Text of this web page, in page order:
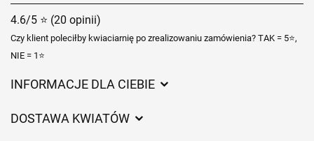
4.6/5 ⭐ (20 opinii)
Czy klient poleciłby kwiaciarnię po zrealizowaniu zamówienia? TAK = 5⭐,
NIE = 1⭐
INFORMACJE DLA CIEBIE
DOSTAWA KWIATÓW